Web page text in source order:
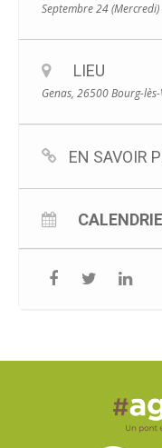
Septembre 24 (Mercredi)
LIEU
Genas, 26500 Bourg-
EN SAVOIR